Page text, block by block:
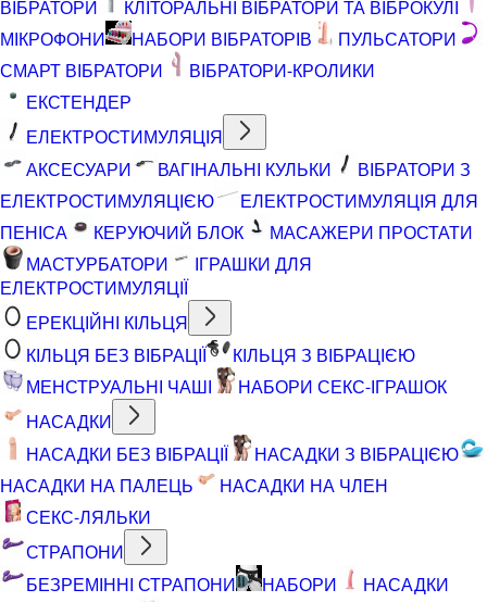
ВІБРАТОРИ
КЛІТОРАЛЬНІ ВІБРАТОРИ ТА ВІБРОКУЛІ
МІКРОФОНИ
НАБОРИ ВІБРАТОРІВ
ПУЛЬСАТОРИ
СМАРТ ВІБРАТОРИ
ВІБРАТОРИ-КРОЛИКИ
ЕКСТЕНДЕР
ЕЛЕКТРОСТИМУЛЯЦІЯ
АКСЕСУАРИ
ВАГІНАЛЬНІ КУЛЬКИ
ВІБРАТОРИ З
ЕЛЕКТРОСТИМУЛЯЦІЄЮ
ЕЛЕКТРОСТИМУЛЯЦІЯ ДЛЯ
ПЕНІСА
КЕРУЮЧИЙ БЛОК
МАСАЖЕРИ ПРОСТАТИ
МАСТУРБАТОРИ
ІГРАШКИ ДЛЯ
ЕЛЕКТРОСТИМУЛЯЦІЇ
ЕРЕКЦІЙНІ КІЛЬЦЯ
КІЛЬЦЯ БЕЗ ВІБРАЦІЇ
КІЛЬЦЯ З ВІБРАЦІЄЮ
МЕНСТРУАЛЬНІ ЧАШІ
НАБОРИ СЕКС-ІГРАШОК
НАСАДКИ
НАСАДКИ БЕЗ ВІБРАЦІЇ
НАСАДКИ З ВІБРАЦІЄЮ
НАСАДКИ НА ПАЛЕЦЬ
НАСАДКИ НА ЧЛЕН
СЕКС-ЛЯЛЬКИ
СТРАПОНИ
БЕЗРЕМІННІ СТРАПОНИ
НАБОРИ
НАСАДКИ